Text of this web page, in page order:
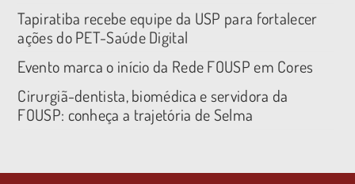
Tapiratiba recebe equipe da USP para fortalecer
ações do PET-Saúde Digital
Evento marca o início da Rede FOUSP em Cores
Cirurgiã-dentista, biomédica e servidora da
FOUSP: conheça a trajetória de Selma